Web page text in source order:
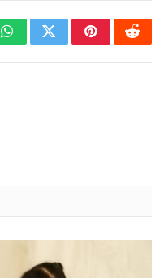
WhatsAppTwitterPinterest